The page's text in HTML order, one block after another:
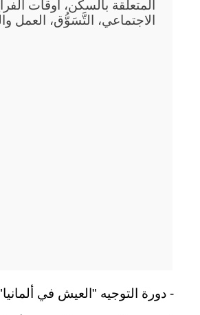
المتعلقة بالسكن، أوقات
الاجتماعي، التَّسَوُّق، العمل
- دورة التوجيه "العيش في